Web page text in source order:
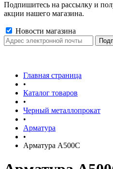
Подпишитесь на рассылку и
акции нашего магазина.
Новости магазина
Главная страница
•
Каталог товаров
•
Черный металлопрокат
•
Арматура
•
Арматура А500С